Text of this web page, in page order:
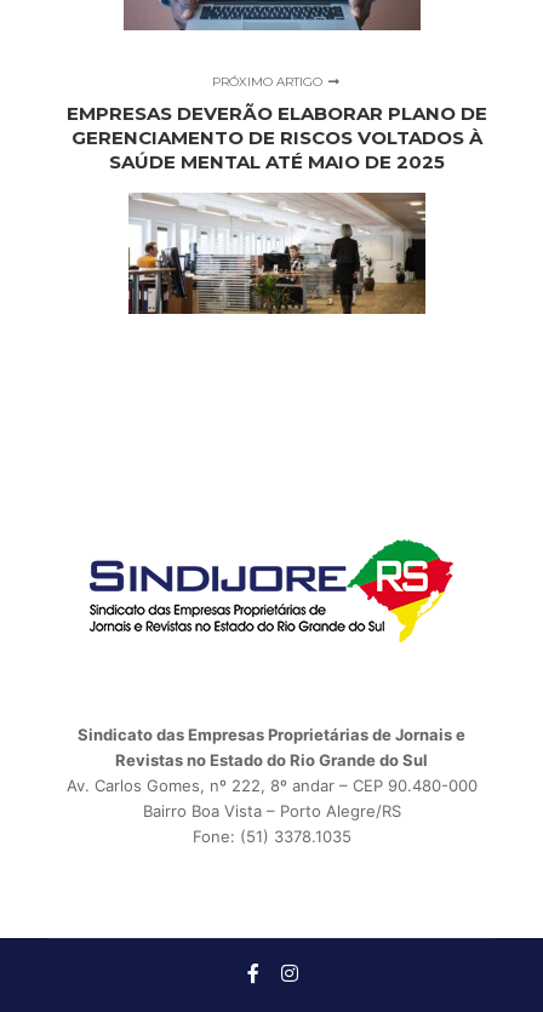
PRÓXIMO ARTIGO
EMPRESAS DEVERÃO ELABORAR PLANO DE
GERENCIAMENTO DE RISCOS VOLTADOS À
SAÚDE MENTAL ATÉ MAIO DE 2025
Sindicato das Empresas Proprietárias de Jornais e
Revistas no Estado do Rio Grande do Sul
Av. Carlos Gomes, nº 222, 8º andar – CEP 90.480-000
Bairro Boa Vista – Porto Alegre/RS
Fone: (51) 3378.1035